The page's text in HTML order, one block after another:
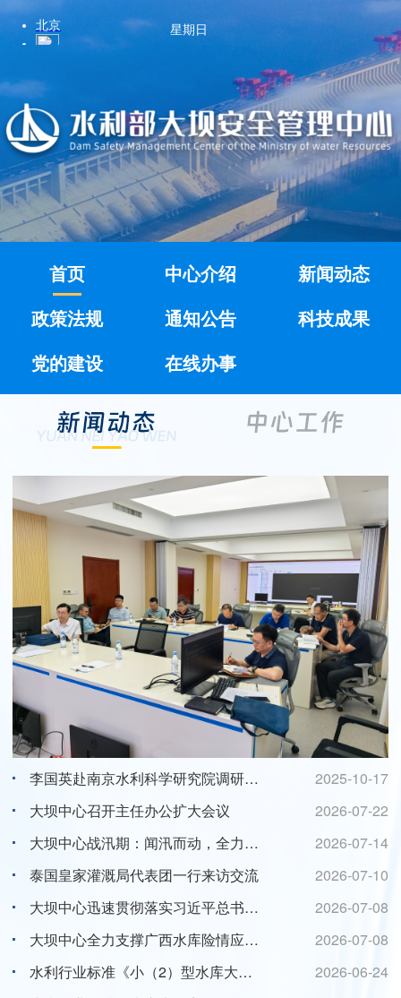
星期日
首页 中心介绍
新闻动态
政策法规
通知公告
科技成果
党的建设
在线办事
李国英赴南京水利科学研究院调研水利科技创新工作
2025-10-17
大坝中心召开主任办公扩大会议
2026-07-22
大坝中心战汛期：闻汛而动，全力筑牢水库安全度汛技术防线
2026-07-14
泰国皇家灌溉局代表团一行来访交流
2026-07-10
大坝中心迅速贯彻落实习近平总书记重要指示精神 安排水库安全度汛技术支撑工作
2026-07-08
大坝中心全力支撑广西水库险情应急处置工作
2026-07-08
水利行业标准《小（2）型水库大坝安全评价导则》颁布实施
2026-06-24